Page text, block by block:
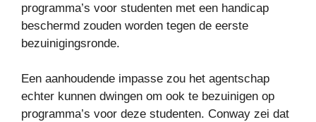
programma’s voor studenten met een handicap
beschermd zouden worden tegen de eerste
bezuinigingsronde.
Een aanhoudende impasse zou het agentschap
echter kunnen dwingen om ook te bezuinigen op
programma’s voor deze studenten. Conway zei dat